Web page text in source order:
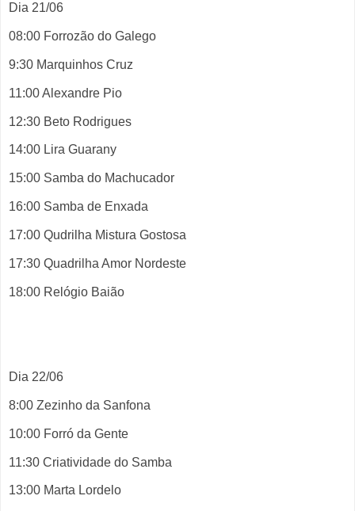
Dia 21/06
08:00 Forrozão do Galego
9:30 Marquinhos Cruz
11:00 Alexandre Pio
12:30 Beto Rodrigues
14:00 Lira Guarany
15:00 Samba do Machucador
16:00 Samba de Enxada
17:00 Qudrilha Mistura Gostosa
17:30 Quadrilha Amor Nordeste
18:00 Relógio Baião
Dia 22/06
8:00 Zezinho da Sanfona
10:00 Forró da Gente
11:30 Criatividade do Samba
13:00 Marta Lordelo